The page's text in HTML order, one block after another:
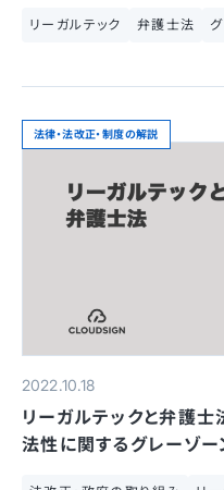
リーガルテック 弁護士法
法律・法改正・制度の解説
2022.10.18
リーガルテックと弁護
法性に関するグレーゾ